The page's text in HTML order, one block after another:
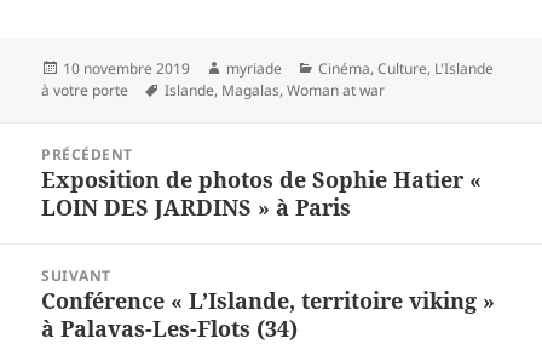
Publié
le
10 novembre 2019 Auteur
myriade Catégories
Cinéma,Culture, L'Islande
à votre porte
Mots-
Islande, Magalas,Woman at war
l’article
PRÉCÉDENT
Article
précédent :
Exposition de photos de Sophie Hatier «
LOIN DES JARDINS » à Paris
SUIVANT
Article
suivant :
Conférence « L’Islande, territoire viking »
à Palavas-Les-Flots (34)